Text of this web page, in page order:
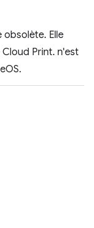
obsolète. Elle
Print. n'est